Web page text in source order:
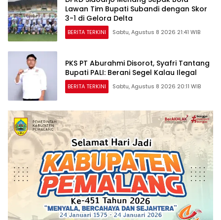
Lawan Tim Bupati Subandi dengan Skor
3-1 di Gelora Delta
BERITA TERKINI Sabtu, Agustus 8 2026 21:41 WIB
PKS PT Aburahmi Disorot, Syafri Tantang
Bupati PALI: Berani Segel Kalau Ilegal
BERITA TERKINI Sabtu, Agustus 8 2026 20:11 WIB